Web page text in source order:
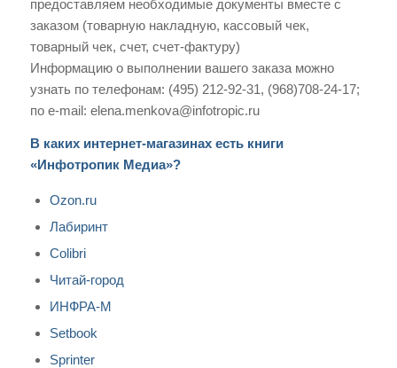
предоставляем необходимые документы вместе с
заказом (товарную накладную, кассовый чек,
товарный чек, счет, счет-фактуру)
Информацию о выполнении вашего заказа можно
узнать по телефонам: (495) 212-92-31, (968)708-24-17;
по e-mail: elena.menkova@infotropic.ru
В каких интернет-магазинах есть книги
«Инфотропик Медиа»?
Ozon.ru
Лабиринт
Colibri
Читай-город
ИНФРА-М
Setbook
Sprinter